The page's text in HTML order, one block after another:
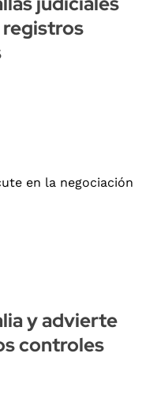
y advierte
controles